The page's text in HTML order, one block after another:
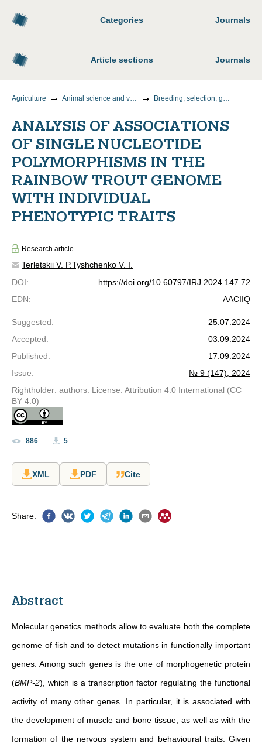
Categories Journals
Article sections Journals
Agriculture Animal science and veterinary medicine Breeding, selection, genetics and biotechnology of animals
ANALYSIS OF ASSOCIATIONS
OF SINGLE NUCLEOTIDE
POLYMORPHISMS IN THE
RAINBOW TROUT GENOME
WITH INDIVIDUAL
PHENOTYPIC TRAITS
Research article
Terletskii V. P.Tyshchenko V. I.
DOI:
https://doi.org/10.60797/IRJ.2024.147.72
EDN: AACIIQ
Suggested:
25.07.2024
Accepted:
03.09.2024
Published:
17.09.2024
Issue:
№ 9 (147), 2024
Rightholder: authors. License: Attribution 4.0 International (CC
BY 4.0)
886 5
XML PDF Cite
Share:
Abstract
Molecular genetics methods allow to evaluate both the complete
genome of fish and to detect mutations in functionally important
genes. Among such genes is the one of morphogenetic protein
(BMP-2), which is a transcription factor regulating the functional
activity of many other genes. In particular, it is associated with
the development of muscle and bone tissue, as well as with the
formation of the nervous system and behavioural traits. Given